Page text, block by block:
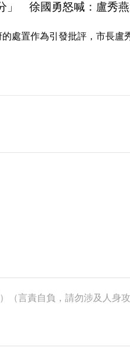
」 徐國勇怒喊：盧秀燕
處置作為引發批評，市長
（言責自負，請勿涉及人身